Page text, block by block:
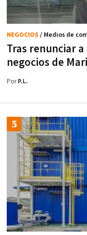
Tras renunciar
negocios de
NEGOCIOS / Medios de
PorP.L.